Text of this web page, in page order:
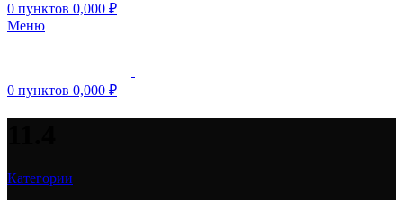
0 пунктов 0,000 ₽
Меню
0 пунктов 0,000 ₽
Категории